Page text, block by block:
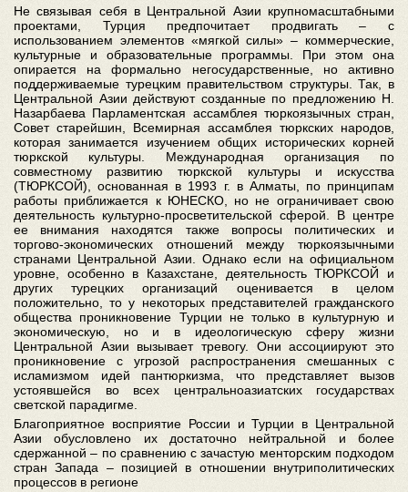
Не связывая себя в Центральной Азии крупномасштабными
проектами, Турция предпочитает продвигать – с
использованием элементов «мягкой силы» – коммерческие,
культурные и образовательные программы. При этом она
опирается на формально негосударственные, но активно
поддерживаемые турецким правительством структуры. Так, в
Центральной Азии действуют созданные по предложению Н.
Назарбаева Парламентская ассамблея тюркоязычных стран,
Совет старейшин, Всемирная ассамблея тюркских народов,
которая занимается изучением общих исторических корней
тюркской культуры. Международная организация по
совместному развитию тюркской культуры и искусства
(ТЮРКСОЙ), основанная в 1993 г. в Алматы, по принципам
работы приближается к ЮНЕСКО, но не ограничивает свою
деятельность культурно-просветительской сферой. В центре
ее внимания находятся также вопросы политических и
торгово-экономических отношений между тюркоязычными
странами Центральной Азии. Однако если на официальном
уровне, особенно в Казахстане, деятельность ТЮРКСОЙ и
других турецких организаций оценивается в целом
положительно, то у некоторых представителей гражданского
общества проникновение Турции не только в культурную и
экономическую, но и в идеологическую сферу жизни
Центральной Азии вызывает тревогу. Они ассоциируют это
проникновение с угрозой распространения смешанных с
исламизмом идей пантюркизма, что представляет вызов
устоявшейся во всех центральноазиатских государствах
светской парадигме.
Благоприятное восприятие России и Турции в Центральной
Азии обусловлено их достаточно нейтральной и более
сдержанной – по сравнению с зачастую менторским подходом
стран Запада – позицией в отношении внутриполитических
процессов в регионе